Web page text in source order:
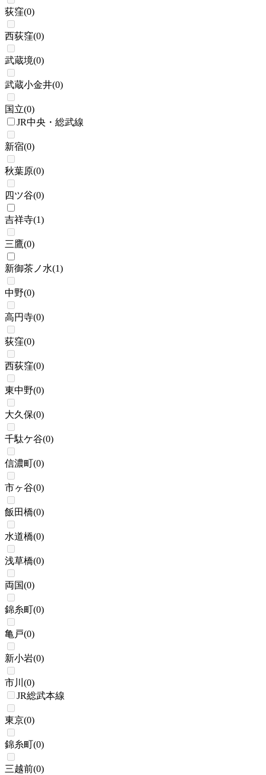
荻窪(0)
西荻窪(0)
武蔵境(0)
武蔵小金井(0)
国立(0)
JR中央・総武線
新宿(0)
秋葉原(0)
四ツ谷(0)
吉祥寺(1)
三鷹(0)
新御茶ノ水(1)
中野(0)
高円寺(0)
荻窪(0)
西荻窪(0)
東中野(0)
大久保(0)
千駄ケ谷(0)
信濃町(0)
市ヶ谷(0)
飯田橋(0)
水道橋(0)
浅草橋(0)
両国(0)
錦糸町(0)
亀戸(0)
新小岩(0)
市川 (0)
JR総武本線
東京(0)
錦糸町(0)
三越前(0)